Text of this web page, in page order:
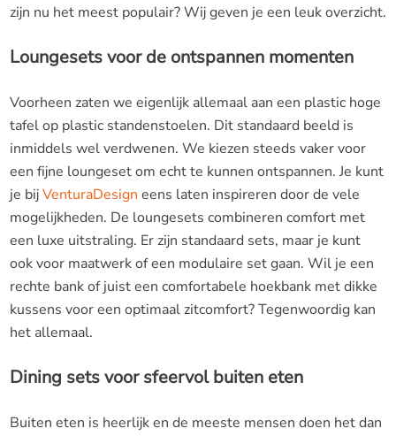
zijn nu het meest populair? Wij geven je een leuk overzicht.
Loungesets voor de ontspannen momenten
Voorheen zaten we eigenlijk allemaal aan een plastic hoge
tafel op plastic standenstoelen. Dit standaard beeld is
inmiddels wel verdwenen. We kiezen steeds vaker voor
een fijne loungeset om echt te kunnen ontspannen. Je kunt
je bijVenturaDesign eens laten inspireren door de vele
mogelijkheden. De loungesets combineren comfort met
een luxe uitstraling. Er zijn standaard sets, maar je kunt
ook voor maatwerk of een modulaire set gaan. Wil je een
rechte bank of juist een comfortabele hoekbank met dikke
kussens voor een optimaal zitcomfort? Tegenwoordig kan
het allemaal.
Dining sets voor sfeervol buiten eten
Buiten eten is heerlijk en de meeste mensen doen het dan